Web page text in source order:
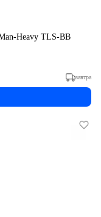
Heavy TLS-BB
завтра